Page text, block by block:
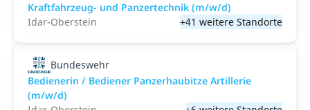
Kraftfahrzeug- und Panzertechnik (m/w/d)
Idar-Oberstein
+41 weitere Standorte
Bundeswehr
Bedienerin / Bediener Panzerhaubitze Artillerie
(m/w/d)